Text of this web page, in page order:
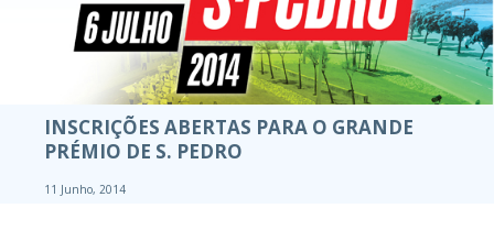
INSCRIÇÕES ABERTAS PARA O GRANDE
PRÉMIO DE S. PEDRO
11 Junho, 2014